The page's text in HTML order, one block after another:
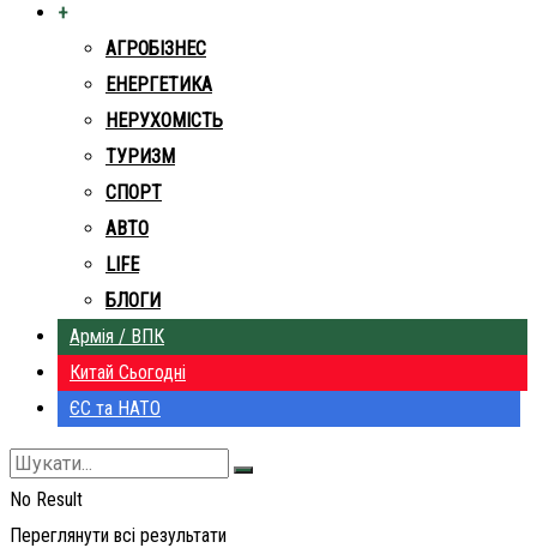
+
АГРОБІЗНЕС
ЕНЕРГЕТИКА
НЕРУХОМІСТЬ
ТУРИЗМ
СПОРТ
АВТО
LIFE
БЛОГИ
Армія / ВПК
Китай Сьогодні
ЄС та НАТО
No Result
Переглянути всі результати